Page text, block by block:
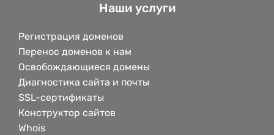
Наши услуги
Регистрация доменов
Перенос доменов к нам
Освобождающиеся домены
Диагностика сайта и почты
SSL-сертификаты
Конструктор сайтов
Whois